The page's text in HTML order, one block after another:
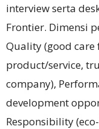
interview serta
Frontier. Dimensi
Quality (good
product/service,
company),
development
Responsibility